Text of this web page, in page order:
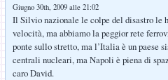
Giugno 30th, 2009 alle 21:02
Il Silvio nazionale le colpe del disastro le
velocità, ma abbiamo la peggior rete
ponte sullo stretto, ma l’Italia è un paese
centrali nucleari, ma Napoli è piena di
caro David.